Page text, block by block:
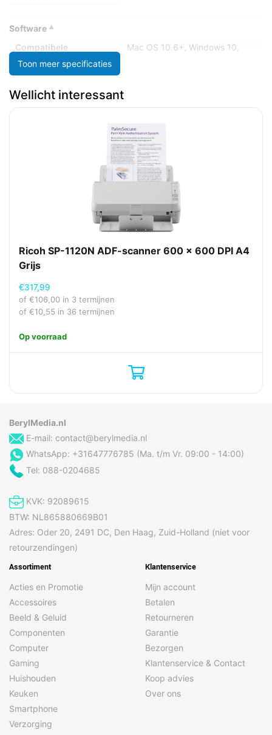
Software
Compatibele
besturingssystemen
Mac OS 10.6+, Windows 10,
Ja
Meegeleverde software
Epson Scan 2, Epson ScanSmart
Ondersteunde server
operating systems
Windows Server 2003, Windows
Server 2008, Windows Server
2008 x64, Windows Server
2012 R2, Windows Server 2016
Mac OS X 10.6 Snow Leopard,
Mac OS X 10.7 Lion, Mac OS X
10.8 Mountain Lion, Mac OS X
10.9 Mavericks
Scanner-drivers
Nee
Merk
Inhoud van de verpakking
Meegeleverde kabels
Gewicht en omvang
Breedte
272 mm
Diepte
Gewicht
270 g
Hoogte
34 mm
Algemeen
Soort scanner
Handmatige scanner
Soort voeding
Betrouwbaarheid
Dagelijkse diensten
cyclus (max)
Toon meer specificaties
Wellicht interessant
Ricoh SP-1120N ADF-scanner 600 x 600 DPI A4
Grijs
€317,99
of €106,00 in 3 termijnen
of €10,55 in 36 termijnen
Op voorraad
BerylMedia.nl
E-mail: contact@berylmedia.nl
WhatsApp: +31647776785 (Ma. t/m Vr. 09:00 - 14:00)
Tel: 088-0204685
KVK: 92089615
BTW: NL865880669B01
Adres: Oder 20, 2491 DC, Den Haag, Zuid-Holland (niet voor
retourzendingen)
Assortiment
Acties en Promotie
Accessoires
Beeld & Geluid
Componenten
Computer
Gaming
Huishouden
Keuken
Smartphone
Verzorging
Klantenservice
Mijn account
Betalen
Retourneren
Garantie
Bezorgen
Klantenservice & Contact
Koop advies
Over ons